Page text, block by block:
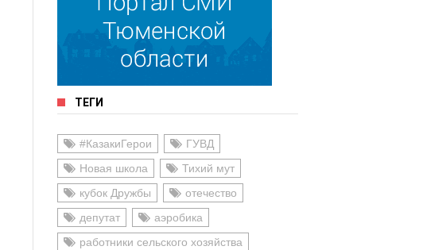
ТЕГИ
#КазакиГерои
ГУВД
Новая школа
Тихий мут
кубок Дружбы
отечество
депутат
аэробика
работники сельского хозяйства